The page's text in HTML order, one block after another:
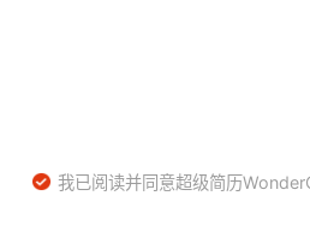
我已阅读并同意超级简历